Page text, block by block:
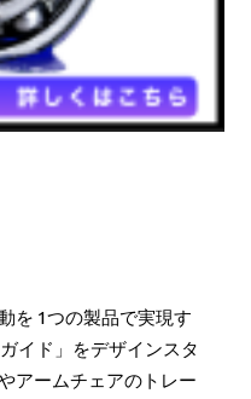
を 1つの製品で実現す
イド」をデザインスタ
アームチェアのトレー